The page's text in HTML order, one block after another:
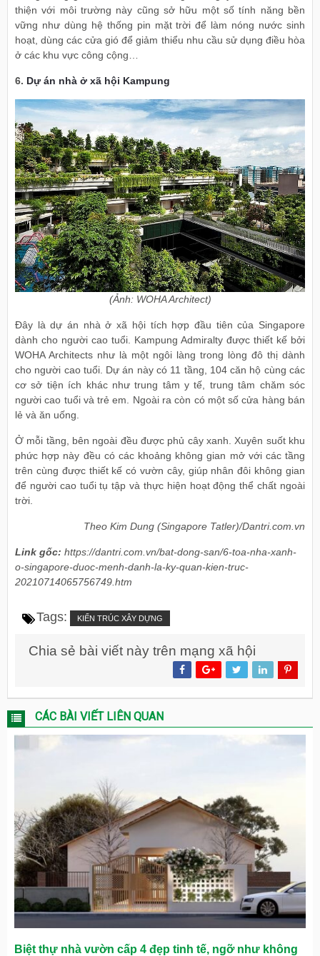
thiện với môi trường này cũng sở hữu một số tính năng bền
vững như dùng hệ thống pin mặt trời để làm nóng nước sinh
hoạt, dùng các cửa gió để giảm thiểu nhu cầu sử dụng điều hòa
ở các khu vực công cộng…
6. Dự án nhà ở xã hội Kampung
(Ảnh: WOHA Architect)
Đây là dự án nhà ở xã hội tích hợp đầu tiên của Singapore
dành cho người cao tuổi. Kampung Admiralty được thiết kế bởi
WOHA Architects như là một ngôi làng trong lòng đô thị dành
cho người cao tuổi. Dự án này có 11 tầng, 104 căn hộ cùng các
cơ sở tiện ích khác như trung tâm y tế, trung tâm chăm sóc
người cao tuổi và trẻ em. Ngoài ra còn có một số cửa hàng bán
lẻ và ăn uống.
Ở mỗi tầng, bên ngoài đều được phủ cây xanh. Xuyên suốt khu
phức hợp này đều có các khoảng không gian mở với các tầng
trên cùng được thiết kế có vườn cây, giúp nhân đôi không gian
để người cao tuổi tụ tập và thực hiện hoạt động thể chất ngoài
trời.
Theo Kim Dung (Singapore Tatler)/Dantri.com.vn
Link gốc: https://dantri.com.vn/bat-dong-san/6-toa-nha-xanh-
o-singapore-duoc-menh-danh-la-ky-quan-kien-truc-
20210714065756749.htm
Tags: KIẾN TRÚC XÂY DỰNG
Chia sẻ bài viết này trên mạng xã hội
CÁC BÀI VIẾT LIÊN QUAN
Biệt thự nhà vườn cấp 4 đẹp tinh tế, ngỡ như không